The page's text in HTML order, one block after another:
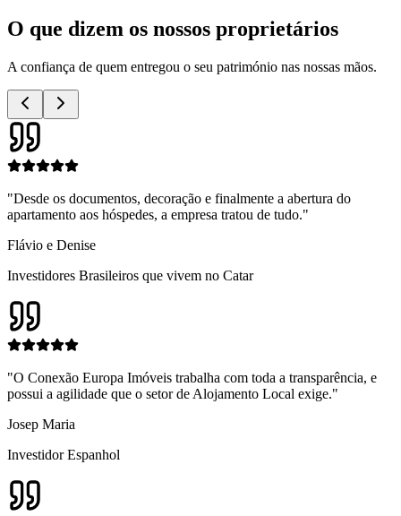
O que dizem os nossos proprietários
A confiança de quem entregou o seu património nas nossas mãos.
"Desde os documentos, decoração e finalmente a abertura do
apartamento aos hóspedes, a empresa tratou de tudo."
Flávio e Denise
Investidores Brasileiros que vivem no Catar
"O Conexão Europa Imóveis trabalha com toda a transparência, e
possui a agilidade que o setor de Alojamento Local exige."
Josep Maria
Investidor Espanhol